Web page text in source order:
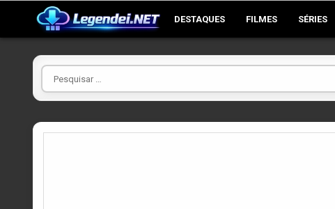
DESTAQUES FILMES SÉRIES
Pesquisar
por